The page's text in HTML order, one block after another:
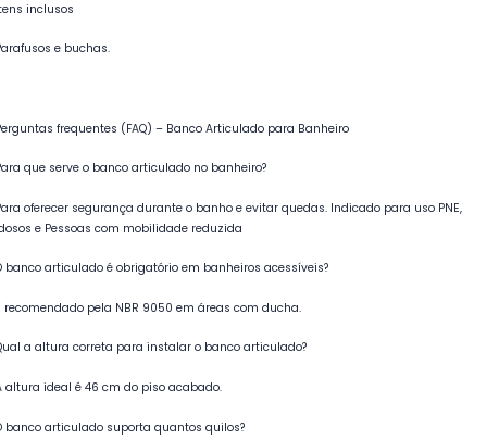
inclusos
e buchas.
frequentes (FAQ) – Banco Articulado para Banheiro
que serve o banco articulado no banheiro?
oferecer segurança durante o banho e evitar quedas. Indicado para uso PNE,
e Pessoas com mobilidade reduzida
banco articulado é obrigatório em banheiros acessíveis?
recomendado pela NBR 9050 em áreas com ducha.
a altura correta para instalar o banco articulado?
altura ideal é 46 cm do piso acabado.
banco articulado suporta quantos quilos?